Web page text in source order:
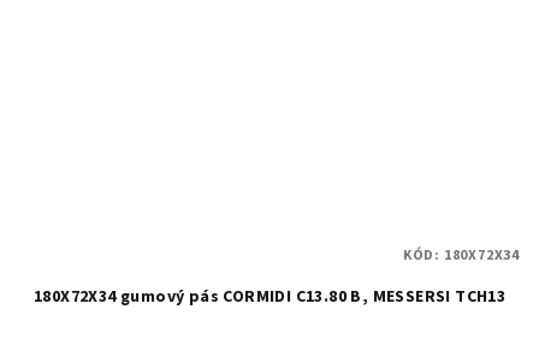
180X72X34 gumový pás CORMIDI C13.80 B, MESSERSI TCH13
KÓD: 180X72X34